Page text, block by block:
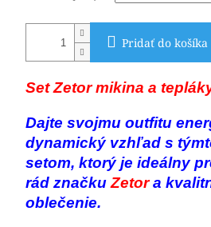
Pridať do košíka
Set Zetor mikina a
Dajte svojmu outfitu
dynamický vzhľad s
setom, ktorý je ideálny
rád značkuZetora
oblečenie.